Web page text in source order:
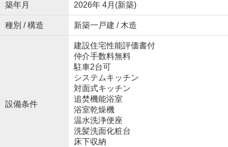
築年月 2026年 4月(新築)
種別 / 構造 新築一戸建 / 木造
設備条件
建設住宅性能評価書付
仲介手数料無料
駐車2台可
システムキッチン
対面式キッチン
追焚機能浴室
浴室乾燥機
温水洗浄便座
洗髪洗面化粧台
床下収納